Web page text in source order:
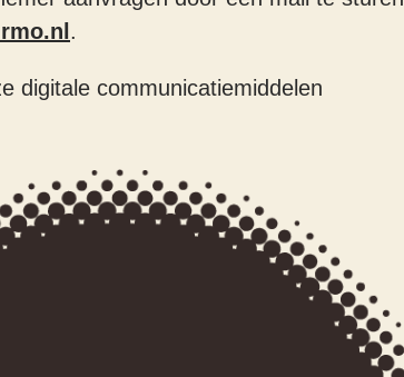
.
digitale communicatiemiddelen